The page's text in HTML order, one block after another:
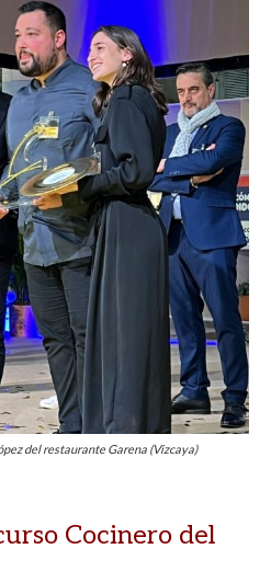
del restaurante Garena (Vizcaya)
Cocinero del